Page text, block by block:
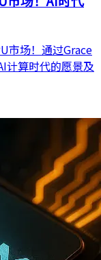
市场！通过Grace
计算时代的愿景及